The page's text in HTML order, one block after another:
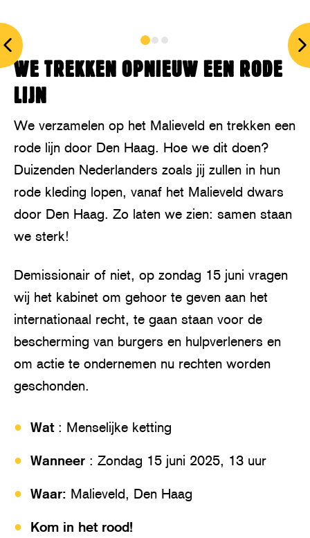
prev
WE TREKKEN OPNIEUW EEN RODE
LIJN
We verzamelen op het Malieveld en trekken een
rode lijn door Den Haag. Hoe we dit doen?
Duizenden Nederlanders zoals jij zullen in hun
rode kleding lopen, vanaf het Malieveld dwars
door Den Haag. Zo laten we zien: samen staan
we sterk!
Demissionair of niet, op zondag 15 juni vragen
wij het kabinet om gehoor te geven aan het
internationaal recht, te gaan staan voor de
bescherming van burgers en hulpverleners en
om actie te ondernemen nu rechten worden
geschonden.
Wat: Menselijke ketting
Wanneer : Zondag 15 juni 2025, 13 uur
Waar: Malieveld, Den Haag
Kom in het rood!